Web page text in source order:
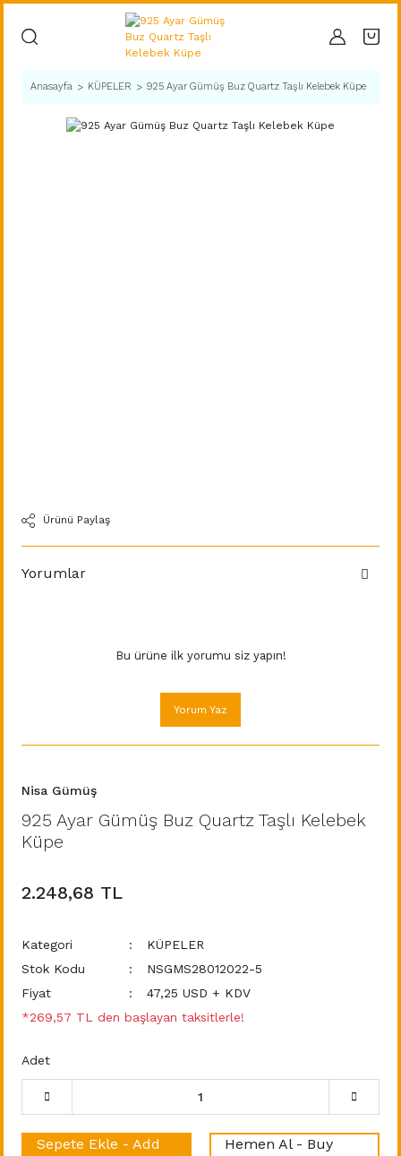
Anasayfa KÜPELER 925 Ayar Gümüş Buz Quartz Taşlı Kelebek Küpe
Ürünü Paylaş
Yorumlar
Bu ürüne ilk yorumu siz yapın!
Yorum Yaz
Nisa Gümüş
925 Ayar Gümüş Buz Quartz Taşlı Kelebek
Küpe
2.248,68 TL
Kategori
KÜPELER
Stok Kodu
NSGMS28012022-5
Fiyat
47,25 USD + KDV
*269,57 TL den başlayan taksitlerle!
Adet
Sepete Ekle - Add
Hemen Al - Buy